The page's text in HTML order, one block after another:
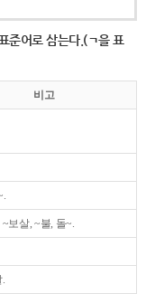
준어로 삼는다.(ㄱ을 표
비고
보살, ~불, 돌~.
.